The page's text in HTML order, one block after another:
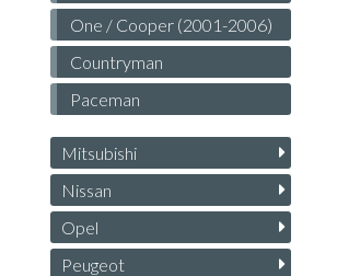
One / Cooper (2001-2006)
Countryman
Paceman
Mitsubishi
Nissan
Opel
Peugeot